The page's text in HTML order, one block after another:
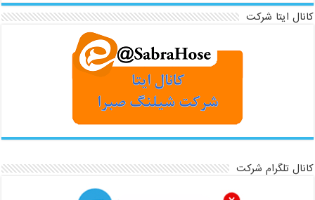
کانال ایتا شرکت
کانال تلگرام شرکت